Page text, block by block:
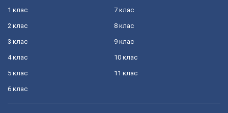
1 клас
2 клас
3 клас
4 клас
5 клас
6 клас
7 клас
8 клас
9 клас
10 клас
11 клас